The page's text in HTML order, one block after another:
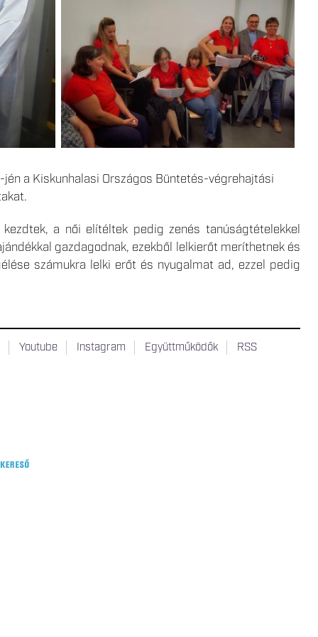
a Kiskunhalasi Országos Büntetés-végrehajtási
a női elítéltek pedig zenés tanúságtételekkel
gazdagodnak, ezekből lelkierőt meríthetnek és
számukra lelki erőt és nyugalmat ad, ezzel pedig
Youtube Instagram Együttműködők RSS